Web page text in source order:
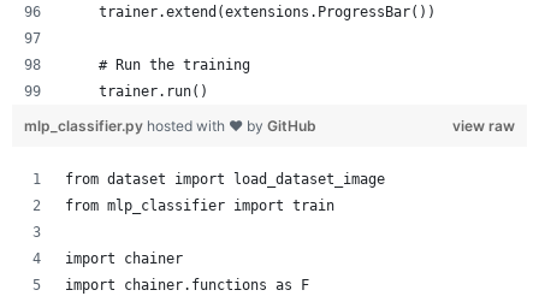
    trainer.extend(extensions.ProgressBar())
    # Run the training
    trainer.run()
view raw
mlp_classifier.py hosted with ❤ by GitHub
from dataset import load_dataset_image
from mlp_classifier import train
import chainer
import chainer.functions as F